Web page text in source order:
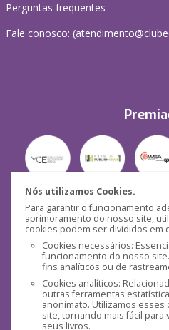
Nós utilizamos Cookies.
Para garantir o funcionamento
aprimoramento do nosso site,
cookies podem ser divididos em
Cookies necessários:
funcionamento do nosso
fins analíticos ou de
Cookies analíticos:
outras ferramentas
anonimato. Utilizamos
site, tornando mais fácil
seus livros.
Perguntas frequentes
Fale conosco: (
Mídias